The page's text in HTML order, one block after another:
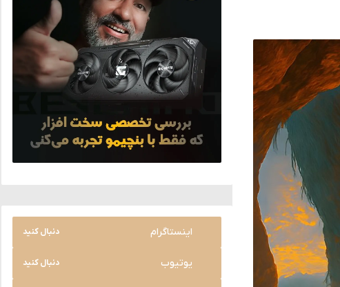
اینستاگرام دنبال کنید
یوتیوب دنبال کنید